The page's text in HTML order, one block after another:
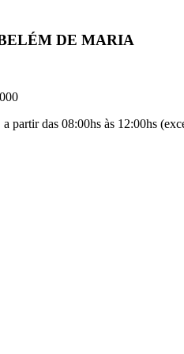
DE MARIA
partir das 08:00hs às 12:00hs